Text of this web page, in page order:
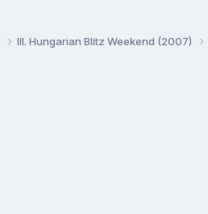
III. Hungarian Blitz Weekend (2007)